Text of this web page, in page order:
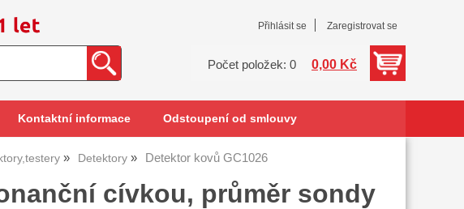
Přihlásit se Zaregistrovat se
Počet položek: 0 0,00 Kč
Kontaktní informace Odstoupení od smlouvy
Detektory Detektor kovů GC1026
cívkou, průměr sondy